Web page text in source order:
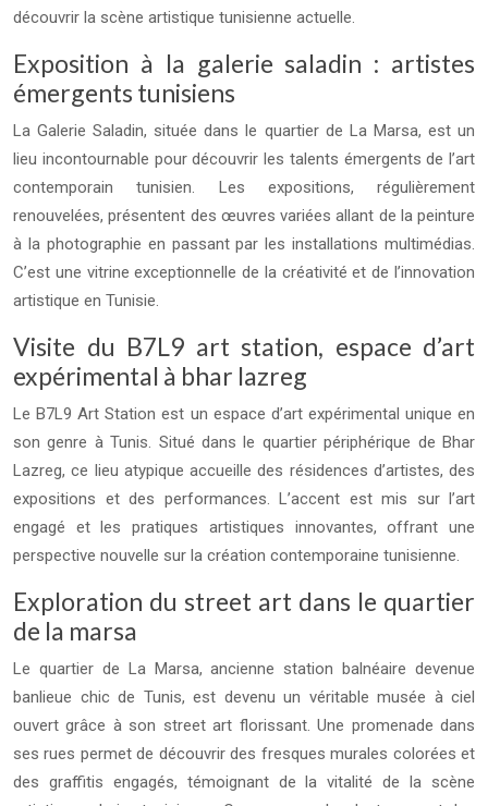
découvrir la scène artistique tunisienne actuelle.
Exposition à la galerie saladin : artistes
émergents tunisiens
La Galerie Saladin, située dans le quartier de La Marsa, est un
lieu incontournable pour découvrir les talents émergents de l’art
contemporain tunisien. Les expositions, régulièrement
renouvelées, présentent des œuvres variées allant de la peinture
à la photographie en passant par les installations multimédias.
C’est une vitrine exceptionnelle de la créativité et de l’innovation
artistique en Tunisie.
Visite du B7L9 art station, espace d’art
expérimental à bhar lazreg
Le B7L9 Art Station est un espace d’art expérimental unique en
son genre à Tunis. Situé dans le quartier périphérique de Bhar
Lazreg, ce lieu atypique accueille des résidences d’artistes, des
expositions et des performances. L’accent est mis sur l’art
engagé et les pratiques artistiques innovantes, offrant une
perspective nouvelle sur la création contemporaine tunisienne.
Exploration du street art dans le quartier
de la marsa
Le quartier de La Marsa, ancienne station balnéaire devenue
banlieue chic de Tunis, est devenu un véritable musée à ciel
ouvert grâce à son street art florissant. Une promenade dans
ses rues permet de découvrir des fresques murales colorées et
des graffitis engagés, témoignant de la vitalité de la scène